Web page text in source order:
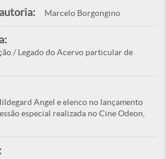
Marcelo Borgongino
/ Legado do Acervo particular de
Angel e elenco no lançamento
especial realizada no Cine Odeon,